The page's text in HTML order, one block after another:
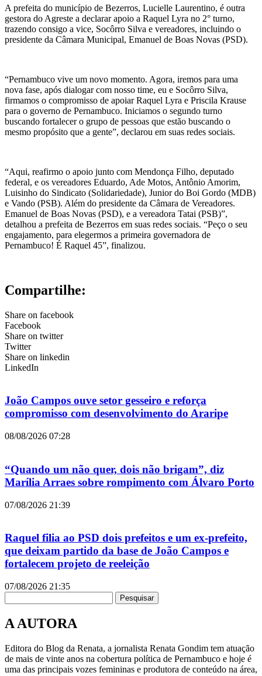
A prefeita do município de Bezerros, Lucielle Laurentino, é outra
gestora do Agreste a declarar apoio a Raquel Lyra no 2° turno,
trazendo consigo a vice, Socôrro Silva e vereadores, incluindo o
presidente da Câmara Municipal, Emanuel de Boas Novas (PSD).
“Pernambuco vive um novo momento. Agora, iremos para uma
nova fase, após dialogar com nosso time, eu e Socôrro Silva,
firmamos o compromisso de apoiar Raquel Lyra e Priscila Krause
para o governo de Pernambuco. Iniciamos o segundo turno
buscando fortalecer o grupo de pessoas que estão buscando o
mesmo propósito que a gente”, declarou em suas redes sociais.
“Aqui, reafirmo o apoio junto com Mendonça Filho, deputado
federal, e os vereadores Eduardo, Ade Motos, Antônio Amorim,
Luisinho do Sindicato (Solidariedade), Junior do Boi Gordo (MDB)
e Vando (PSB). Além do presidente da Câmara de Vereadores.
Emanuel de Boas Novas (PSD), e a vereadora Tatai (PSB)”,
detalhou a prefeita de Bezerros em suas redes sociais. “Peço o seu
engajamento, para elegermos a primeira governadora de
Pernambuco! É Raquel 45”, finalizou.
Compartilhe:
Share on facebook
Facebook
Share on twitter
Twitter
Share on linkedin
LinkedIn
João Campos ouve setor gesseiro e reforça
compromisso com desenvolvimento do Araripe
08/08/2026 07:28
“Quando um não quer, dois não brigam”, diz
Marília Arraes sobre rompimento com Álvaro Porto
07/08/2026 21:39
Raquel filia ao PSD dois prefeitos e um ex-prefeito,
que deixam partido da base de João Campos e
fortalecem projeto de reeleição
07/08/2026 21:35
Pesquisar
A AUTORA
Editora do Blog da Renata, a jornalista Renata Gondim tem atuação
de mais de vinte anos na cobertura política de Pernambuco e hoje é
uma das principais vozes femininas e produtora de conteúdo na área,